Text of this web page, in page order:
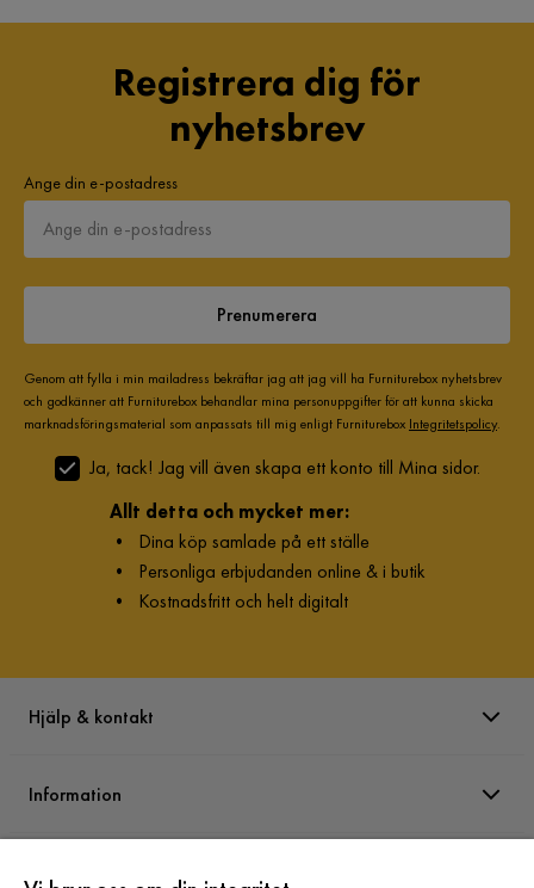
Registrera dig för
nyhetsbrev
Ange din e-postadress
Prenumerera
Genom att fylla i min mailadress bekräftar jag att jag vill ha Furniturebox nyhetsbrev
och godkänner att Furniturebox behandlar mina personuppgifter för att kunna skicka
marknadsföringsmaterial som anpassats till mig enligt Furniturebox Integritetspolicy.
Ja, tack! Jag vill även skapa ett konto till Mina sidor.
Allt detta och mycket mer:
• Dina köp samlade på ett ställe
• Personliga erbjudanden online & i butik
• Kostnadsfritt och helt digitalt
Hjälp & kontakt
Information